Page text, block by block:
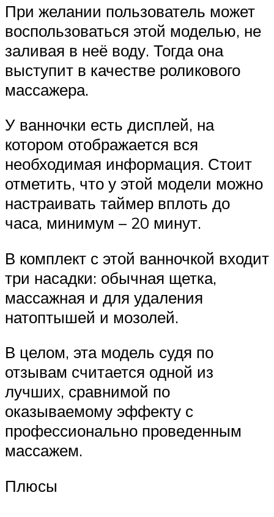
При желании пользователь может
воспользоваться этой моделью, не
заливая в неё воду. Тогда она
выступит в качестве роликового
массажера.
У ванночки есть дисплей, на
котором отображается вся
необходимая информация. Стоит
отметить, что у этой модели можно
настраивать таймер вплоть до
часа, минимум – 20 минут.
В комплект с этой ванночкой входит
три насадки: обычная щетка,
массажная и для удаления
натоптышей и мозолей.
В целом, эта модель судя по
отзывам считается одной из
лучших, сравнимой по
оказываемому эффекту с
профессионально проведенным
массажем.
Плюсы